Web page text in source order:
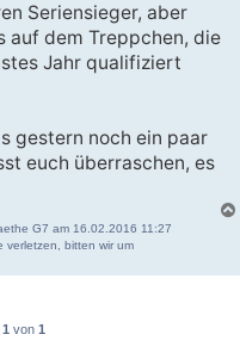
Seriensieger, aber
auf dem Treppchen, die
Jahr qualifiziert
gestern noch ein paar
euch überraschen, es
G7 am 16.02.2016 11:27
verletzen, bitten wir um
1 von 1